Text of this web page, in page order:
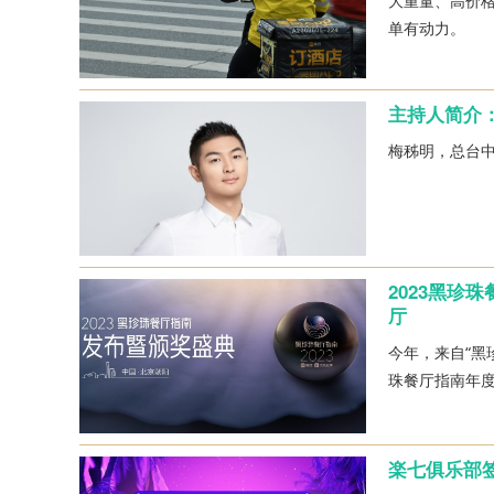
单有动力。
主持人简介
梅秭明，总台
2023黑珍珠
厅
今年，来自“
珠餐厅指南年
楽七俱乐部